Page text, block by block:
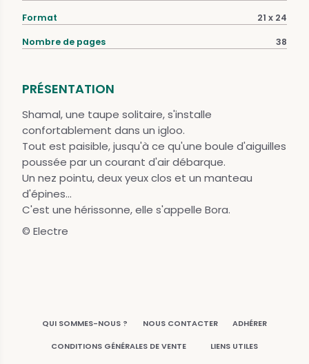
Format 21 x 24
Nombre de pages 38
PRÉSENTATION
Shamal, une taupe solitaire, s'installe
confortablement dans un igloo.
Tout est paisible, jusqu'à ce qu'une boule d'aiguilles
poussée par un courant d'air débarque.
Un nez pointu, deux yeux clos et un manteau
d'épines...
C'est une hérissonne, elle s'appelle Bora.
© Electre
QUI SOMMES-NOUS ? NOUS CONTACTER ADHÉRER
CONDITIONS GÉNÉRALES DE VENTE LIENS UTILES